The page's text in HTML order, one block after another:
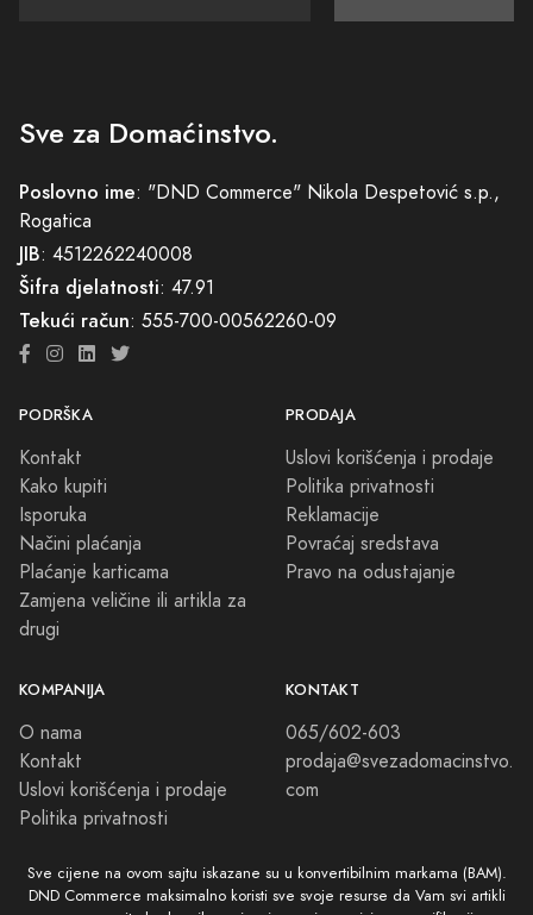
Sve za Domaćinstvo.
Poslovno ime: "DND Commerce" Nikola Despetović s.p.,
Rogatica
JIB: 4512262240008
Šifra djelatnosti: 47.91
Tekući račun: 555-700-00562260-09
PODRŠKA
Kontakt
Kako kupiti
Isporuka
Načini plaćanja
Plaćanje karticama
Zamjena veličine ili artikla za
drugi
PRODAJA
Uslovi korišćenja i prodaje
Politika privatnosti
Reklamacije
Povraćaj sredstava
Pravo na odustajanje
KOMPANIJA
O nama
Kontakt
Uslovi korišćenja i prodaje
Politika privatnosti
KONTAKT
065/602-603
prodaja@svezadomacinstvo.
com
Sve cijene na ovom sajtu iskazane su u konvertibilnim markama (BAM).
DND Commerce maksimalno koristi sve svoje resurse da Vam svi artikli